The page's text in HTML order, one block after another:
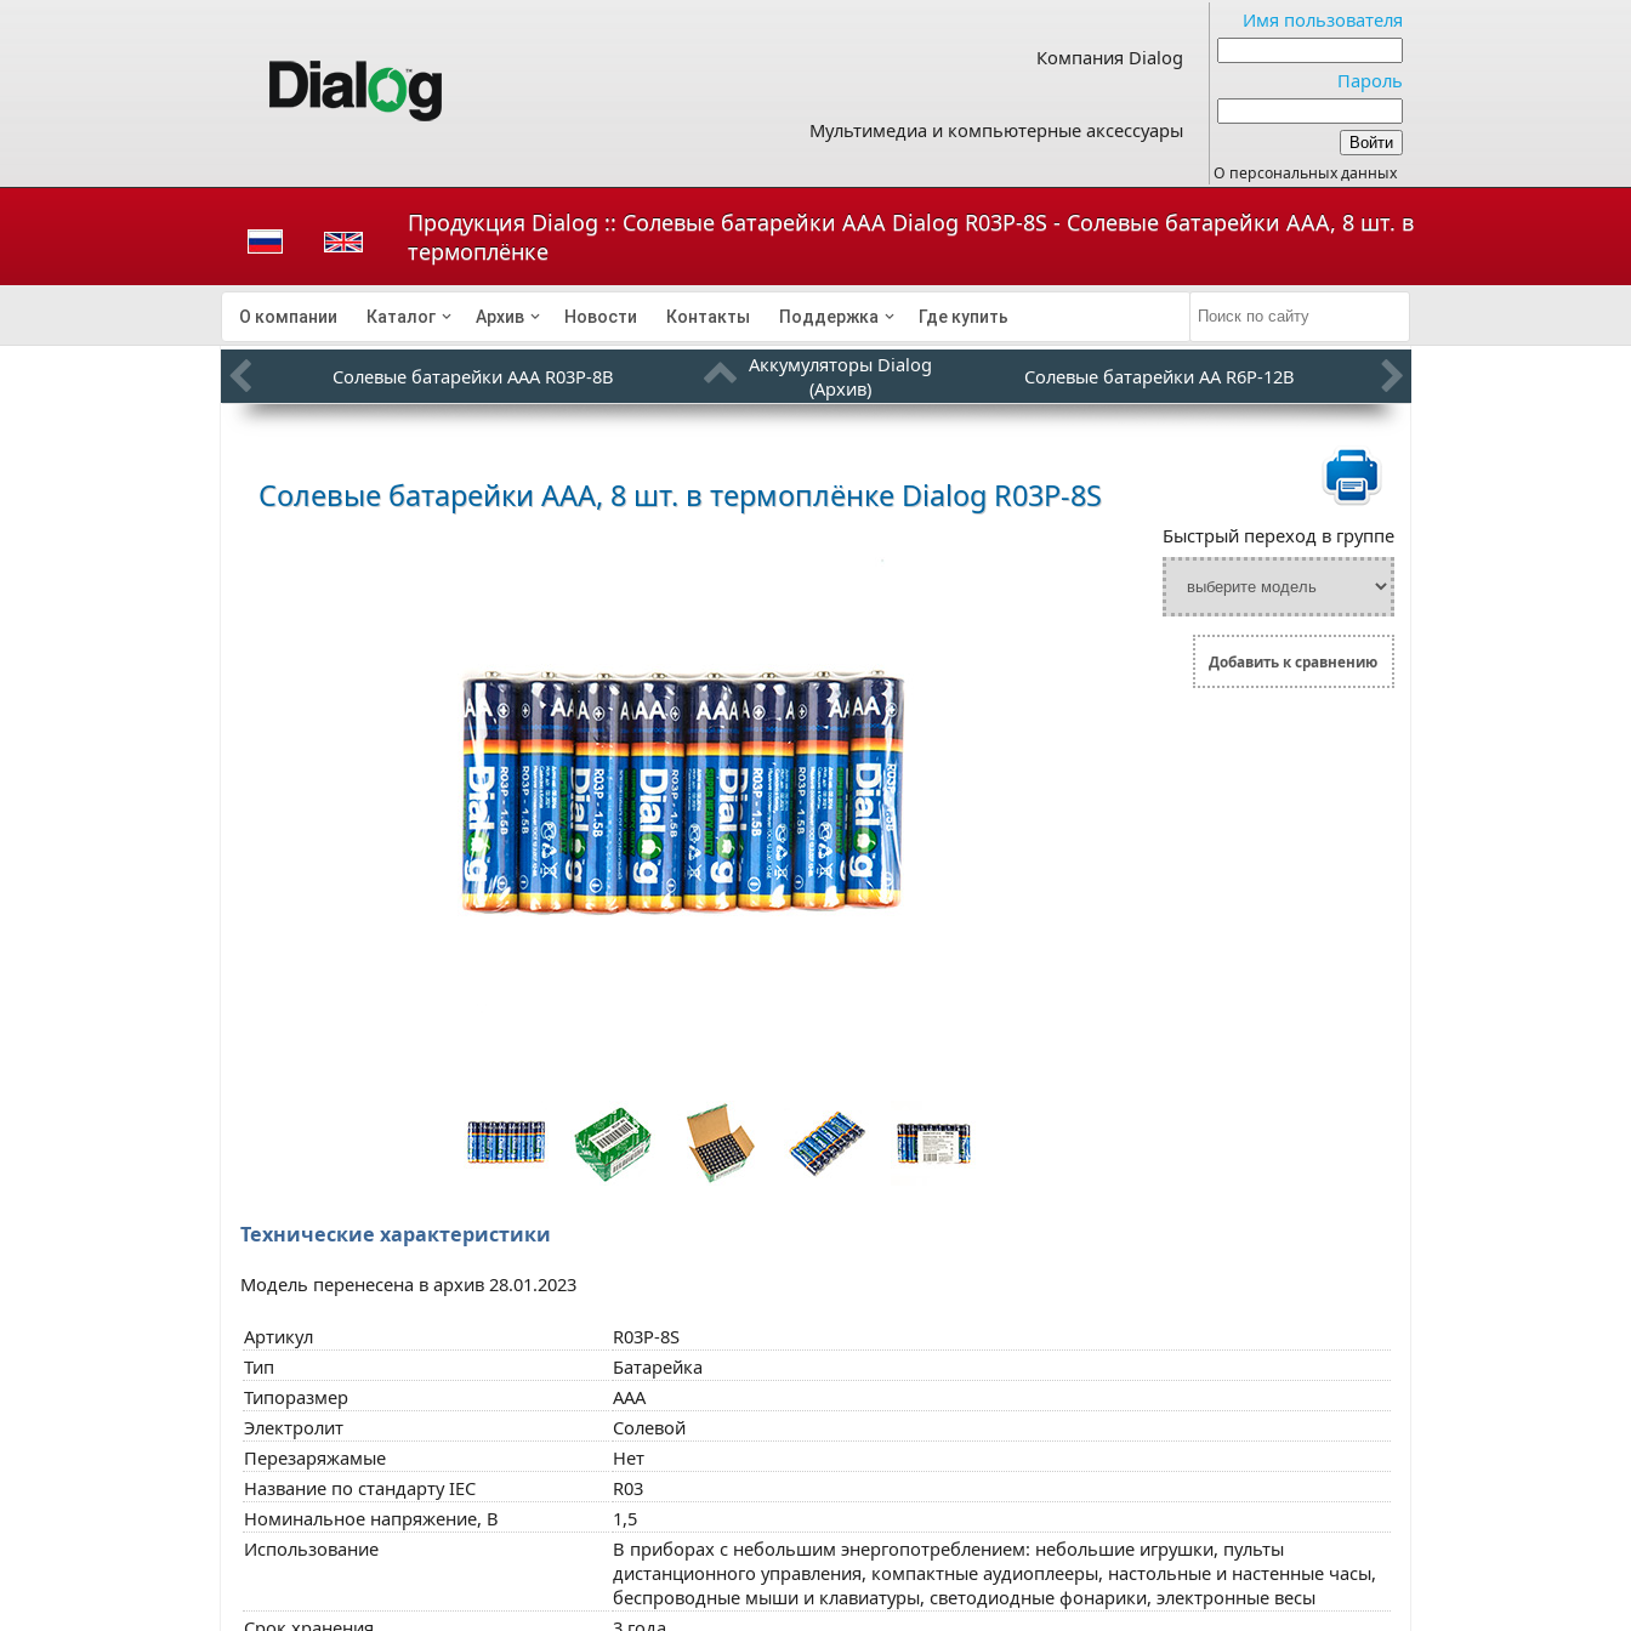
Компания Dialog
Мультимедиа и компьютерные аксессуары
Имя пользователя
Пароль
О персональных данных
Продукция Dialog :: Солевые батарейки ААА Dialog R03P-8S - Солевые батарейки ААА, 8 шт. в
термоплёнке
О компании Каталог Архив Новости Контакты Поддержка Где купить
Солевые батарейки ААА R03P-8B
Аккумуляторы Dialog
(Архив)
Солевые батарейки АА R6P-12B
Солевые батарейки ААА, 8 шт. в термоплёнке Dialog R03P-8S
Быстрый переход в группе
Добавить к сравнению
Технические характеристики
Модель перенесена в архив 28.01.2023
Артикул
R03P-8S
Тип
Батарейка
Типоразмер
AAA
Электролит
Солевой
Перезаряжамые
Нет
Название по стандарту IEC
R03
Номинальное напряжение, В
1,5
Использование
В приборах с небольшим энергопотреблением: небольшие игрушки, пульты
дистанционного управления, компактные аудиоплееры, настольные и настенные часы,
беспроводные мыши и клавиатуры, светодиодные фонарики, электронные весы